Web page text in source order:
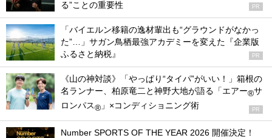
る”ことの重要性
PR
「バイエルン移籍の逸材輩出も“グラウンドがなかっ
た”…」サガン鳥栖最強アカデミーを変えた『企業版
ふるさと納税』
PR
《山の神対談》「やっぱり“タイパ”がいい！」箱根の
名ランナー、柏原竜二と神野大地が語る「エアー®サ
ロンパス® 」×コンディショニング術 PR
Number SPORTS OF THE YEAR 2026 開催決定！